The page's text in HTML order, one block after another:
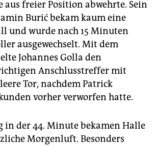
aus freier Position abwehrte. Sein
Burić bekam kaum eine
und wurde nach 15 Minuten
ausgewechselt. Mit dem
Johannes Golla den
Anschlusstreffer mit
Tor, nachdem Patrick
vorher verworfen hatte.
in der 44. Minute bekamen Halle
Morgenluft. Besonders